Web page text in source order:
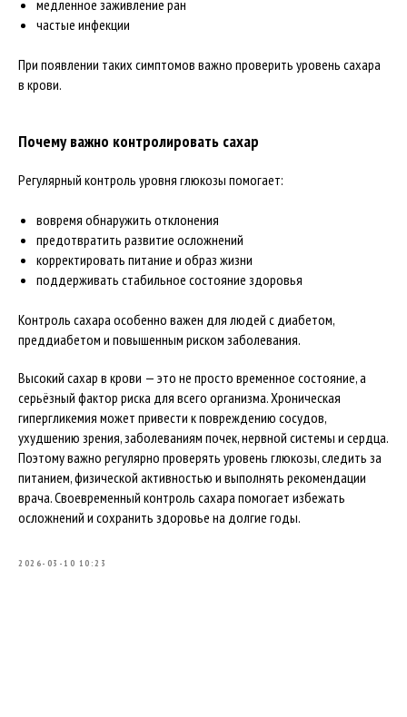
медленное заживление ран
частые инфекции
При появлении таких симптомов важно проверить уровень сахара
в крови.
Почему важно контролировать сахар
Регулярный контроль уровня глюкозы помогает:
вовремя обнаружить отклонения
предотвратить развитие осложнений
корректировать питание и образ жизни
поддерживать стабильное состояние здоровья
Контроль сахара особенно важен для людей с диабетом,
преддиабетом и повышенным риском заболевания.
Высокий сахар в крови — это не просто временное состояние, а
серьёзный фактор риска для всего организма. Хроническая
гипергликемия может привести к повреждению сосудов,
ухудшению зрения, заболеваниям почек, нервной системы и сердца.
Поэтому важно регулярно проверять уровень глюкозы, следить за
питанием, физической активностью и выполнять рекомендации
врача. Своевременный контроль сахара помогает избежать
осложнений и сохранить здоровье на долгие годы.
2026-03-10 10:23